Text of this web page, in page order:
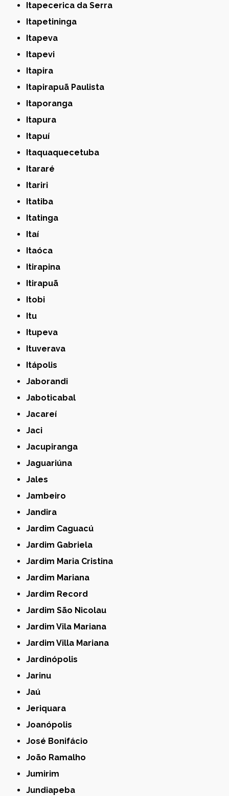
Itapecerica da Serra
Itapetininga
Itapeva
Itapevi
Itapira
Itapirapuã Paulista
Itaporanga
Itapura
Itapuí
Itaquaquecetuba
Itararé
Itariri
Itatiba
Itatinga
Itaí
Itaóca
Itirapina
Itirapuã
Itobi
Itu
Itupeva
Ituverava
Itápolis
Jaborandi
Jaboticabal
Jacareí
Jaci
Jacupiranga
Jaguariúna
Jales
Jambeiro
Jandira
Jardim Caguacú
Jardim Gabriela
Jardim Maria Cristina
Jardim Mariana
Jardim Record
Jardim São Nicolau
Jardim Vila Mariana
Jardim Villa Mariana
Jardinópolis
Jarinu
Jaú
Jeriquara
Joanópolis
José Bonifácio
João Ramalho
Jumirim
Jundiapeba